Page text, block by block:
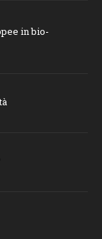
in bio-